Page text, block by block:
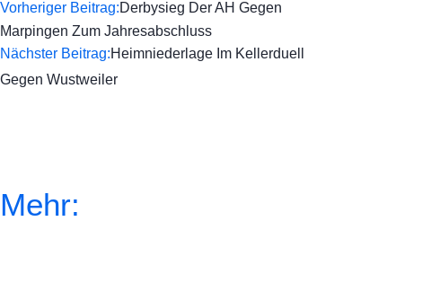
Vorheriger Beitrag:Derbysieg Der AH Gegen
Marpingen Zum Jahresabschluss
Nächster Beitrag:Heimniederlage Im Kellerduell
Gegen Wustweiler
Mehr: